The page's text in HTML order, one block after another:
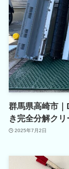
群馬県高崎市
き完全分解ク
2025年7月2日